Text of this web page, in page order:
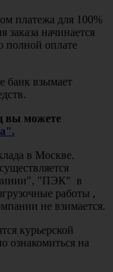
платежа для 100%
заказа начинается
полной оплате
взымает
вы можете
в Москве.
линии", "ПЭК" в
работы ,
не взимается.
курьерской
ознакомиться на